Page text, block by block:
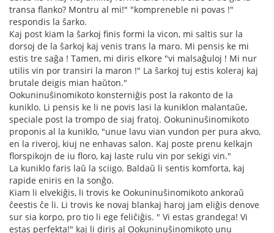
transa flanko? Montru al mi!" "kompreneble ni povas !"
respondis la ŝarko.
Kaj post kiam la ŝarkoj finis formi la vicon, mi saltis sur la
dorsoj de la ŝarkoj kaj venis trans la maro. Mi pensis ke mi
estis tre saĝa ! Tamen, mi diris elkore "vi malsaĝuloj ! Mi nur
utilis vin por transiri la maron !" La ŝarkoj tuj estis koleraj kaj
brutale deigis mian haŭton."
Ookuninuŝinomikoto konsterniĝis post la rakonto de la
kuniklo. Li pensis ke li ne povis lasi la kuniklon malantaŭe,
speciale post la trompo de siaj fratoj. Ookuninuŝinomikoto
proponis al la kuniklo, "unue lavu vian vundon per pura akvo,
en la riveroj, kiuj ne enhavas salon. Kaj poste prenu kelkajn
florspikojn de iu floro, kaj laste rulu vin por sekigi vin."
La kuniklo faris laŭ la sciigo. Baldaŭ li sentis komforta, kaj
rapide eniris en la sonĝo.
Kiam li elvekiĝis, li trovis ke Ookuninuŝinomikoto ankoraŭ
ĉeestis ĉe li. Li trovis ke novaj blankaj haroj jam eliĝis denove
sur sia korpo, pro tio li ege feliĉiĝis. " Vi estas grandega! Vi
estas perfekta!" kaj li diris al Ookuninuŝinomikoto unu